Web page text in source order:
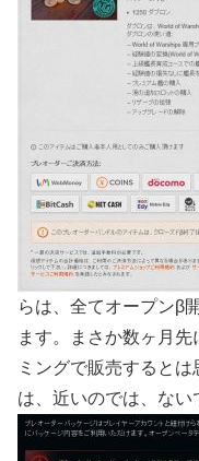
らは、全てオープンβ
ます。まさか数ヶ月
ミングで販売すると
は、近いのでは、ない